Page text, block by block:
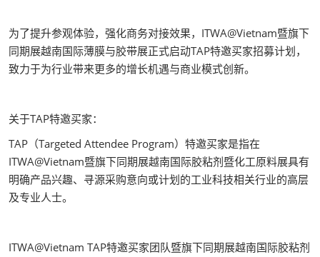
为了提升参观体验，强化商务对接效果，ITWA@Vietnam暨旗下
同期展越南国际薄膜与胶带展正式启动TAP特邀买家招募计划，
致力于为行业带来更多的增长机遇与商业模式创新。
关于TAP特邀买家：
TAP（Targeted Attendee Program）特邀买家是指在
ITWA@Vietnam暨旗下同期展越南国际胶粘剂暨化工原料展具有
明确产品兴趣、寻源采购意向或计划的工业科技相关行业的高层
及专业人士。
ITWA@Vietnam TAP特邀买家团队暨旗下同期展越南国际胶粘剂